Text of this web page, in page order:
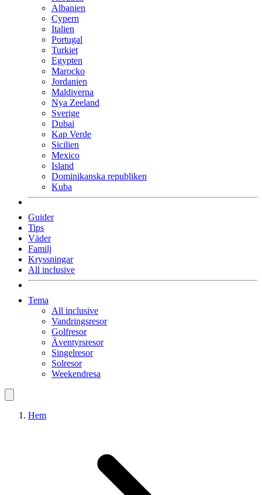
Albanien
Cypern
Italien
Portugal
Turkiet
Egypten
Marocko
Jordanien
Maldiverna
Nya Zeeland
Sverige
Dubai
Kap Verde
Sicilien
Mexico
Island
Dominikanska republiken
Kuba
Guider
Tips
Väder
Familj
Kryssningar
All inclusive
Tema
All inclusive
Vandringsresor
Golfresor
Äventyrsresor
Singelresor
Solresor
Weekendresa
Hem